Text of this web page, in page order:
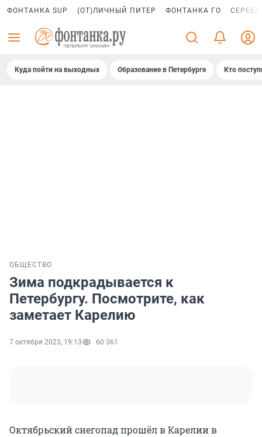
ФОНТАНКА SUP (ОТ)ЛИЧНЫЙ ПИТЕР ФОНТАНКА ГО
Куда пойти на выходных Образование в Петербурге Кто
ОБЩЕСТВО
Зима подкрадывается к
Петербургу. Посмотрите, как
заметает Карелию
7 октября 2023, 19:13 60 361
Октябрьский снегопад прошёл в Карелии в